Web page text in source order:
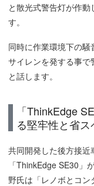
と散光式警告灯が作
す。
同時に作業環境下の
サイレンを発する事で
と話します。
「ThinkEdge
る堅牢性と省
共同開発した後方接
「ThinkEdge SE30」
野氏は「レノボとコ